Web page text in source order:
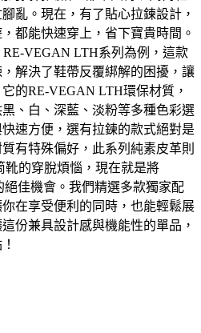
亂。現在，有了貼心拉鍊設計，
都能快速穿上，省下寶貴時間。
VEGAN LTH系列為例，這款
解決了鞋帶反覆綁解的困擾，讓
的RE-VEGAN LTH環保材質，
、白、深藍、淡粉等多種色彩選
速方便，選有拉鍊的款式絕對是
有特殊偏好，此系列純素皮革則
靴的穿脫煩惱，現在就是將
絕佳機會。我們精選多款獨家配
在享受便利的同時，也能輕鬆展
份兼具設計感與機能性的單品，